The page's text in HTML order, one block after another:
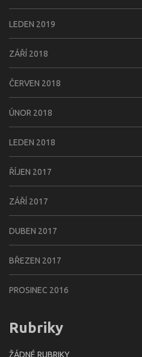
LEDEN 2019
ZÁŘÍ 2018
ČERVEN 2018
ÚNOR 2018
LEDEN 2018
ŘÍJEN 2017
ZÁŘÍ 2017
DUBEN 2017
BŘEZEN 2017
PROSINEC 2016
Rubriky
ŽÁDNÉ RUBRIKY